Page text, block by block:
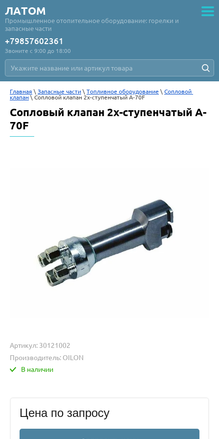
ЛАТОМ
Промышленное отопительное оборудование: горелки и
запасные части
+79857602361
Звоните с 9:00 до 18:00
Главная \ Запасные части \ Топливное оборудование \ Сопловой
клапан \ Сопловой клапан 2х-ступенчатый A-70F
Сопловый клапан 2х-ступенчатый A-
70F
Артикул: 30121002
Производитель: OILON
В наличии
Цена по запросу